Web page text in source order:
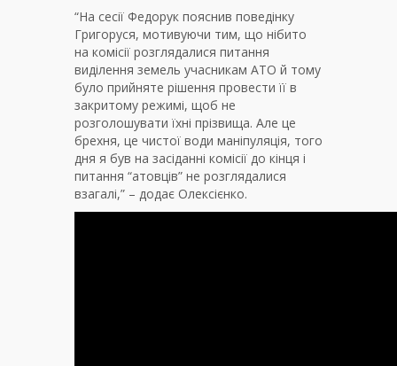
“На сесії Федорук пояснив поведінку
Григоруся, мотивуючи тим, що нібито
на комісії розглядалися питання
виділення земель учасникам АТО й тому
було прийняте рішення провести її в
закритому режимі, щоб не
розголошувати їхні прізвища. Але це
брехня, це чистої води маніпуляція, того
дня я був на засіданні комісії до кінця і
питання “атовців” не розглядалися
взагалі,” – додає Олексієнко.